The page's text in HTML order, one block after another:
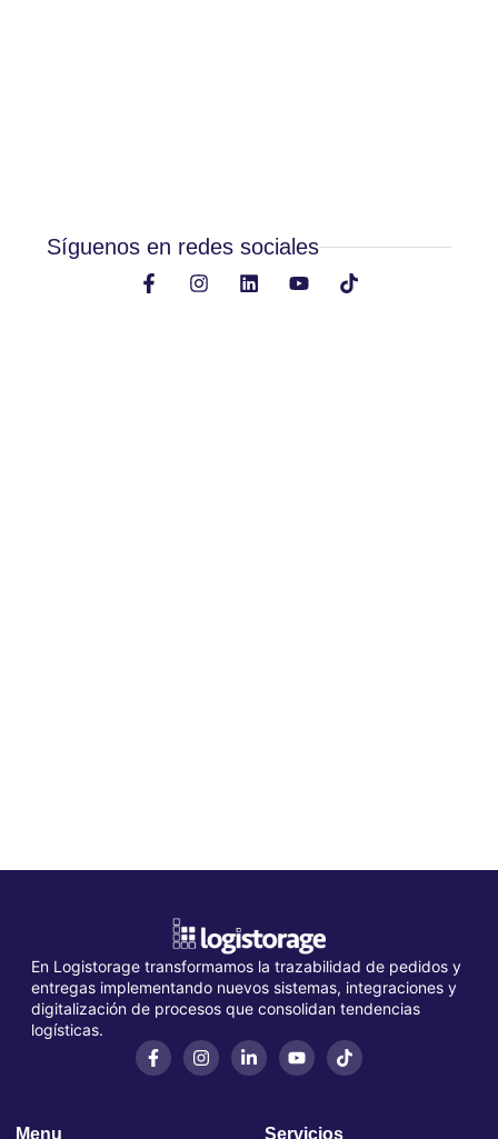
Síguenos en redes sociales
En Logistorage transformamos la trazabilidad de pedidos y
entregas implementando nuevos sistemas, integraciones y
digitalización de procesos que consolidan tendencias
logísticas.
Menu Servicios